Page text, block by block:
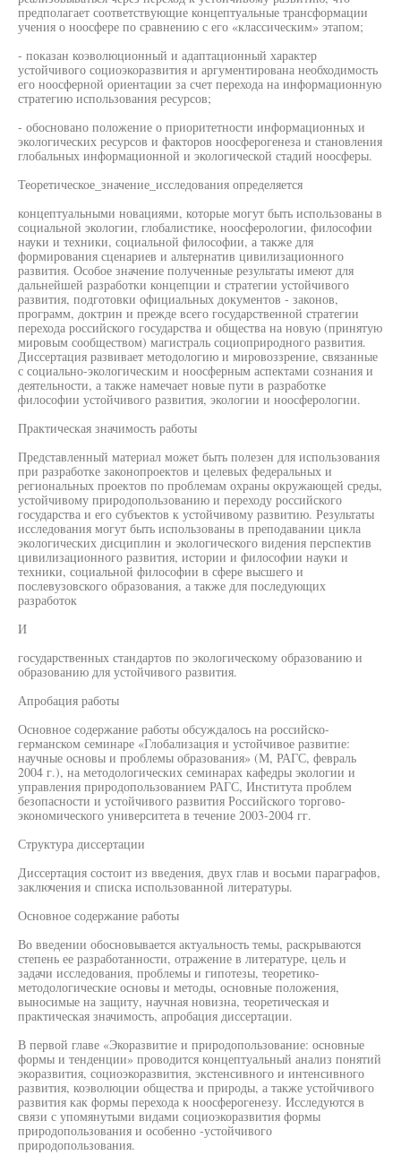
предполагает соответствующие концептуальные трансформации
учения о ноосфере по сравнению с его «классическим» этапом;
- показан коэволюционный и адаптационный характер
устойчивого социоэкоразвития и аргументирована необходимость
его ноосферной ориентации за счет перехода на информационную
стратегию использования ресурсов;
- обосновано положение о приоритетности информационных и
экологических ресурсов и факторов ноосферогенеза и становления
глобальных информационной и экологической стадий ноосферы.
Теоретическое_значение_исследования определяется
концептуальными новациями, которые могут быть использованы в
социальной экологии, глобалистике, ноосферологии, философии
науки и техники, социальной философии, а также для
формирования сценариев и альтернатив цивилизационного
развития. Особое значение полученные результаты имеют для
дальнейшей разработки концепции и стратегии устойчивого
развития, подготовки официальных документов - законов,
программ, доктрин и прежде всего государственной стратегии
перехода российского государства и общества на новую (принятую
мировым сообществом) магистраль социоприродного развития.
Диссертация развивает методологию и мировоззрение, связанные
с социально-экологическим и ноосферным аспектами сознания и
деятельности, а также намечает новые пути в разработке
философии устойчивого развития, экологии и ноосферологии.
Практическая значимость работы
Представленный материал может быть полезен для использования
при разработке законопроектов и целевых федеральных и
региональных проектов по проблемам охраны окружающей среды,
устойчивому природопользованию и переходу российского
государства и его субъектов к устойчивому развитию. Результаты
исследования могут быть использованы в преподавании цикла
экологических дисциплин и экологического видения перспектив
цивилизационного развития, истории и философии науки и
техники, социальной философии в сфере высшего и
послевузовского образования, а также для последующих
разработок
И
государственных стандартов по экологическому образованию и
образованию для устойчивого развития.
Апробация работы
Основное содержание работы обсуждалось на российско-
германском семинаре «Глобализация и устойчивое развитие:
научные основы и проблемы образования» (М, РАГС, февраль
2004 г.), на методологических семинарах кафедры экологии и
управления природопользованием РАГС, Института проблем
безопасности и устойчивого развития Российского торгово-
экономического университета в течение 2003-2004 гг.
Структура диссертации
Диссертация состоит из введения, двух глав и восьми параграфов,
заключения и списка использованной литературы.
Основное содержание работы
Во введении обосновывается актуальность темы, раскрываются
степень ее разработанности, отражение в литературе, цель и
задачи исследования, проблемы и гипотезы, теоретико-
методологические основы и методы, основные положения,
выносимые на защиту, научная новизна, теоретическая и
практическая значимость, апробация диссертации.
В первой главе «Экоразвитие и природопользование: основные
формы и тенденции» проводится концептуальный анализ понятий
экоразвития, социоэкоразвития, экстенсивного и интенсивного
развития, коэволюции общества и природы, а также устойчивого
развития как формы перехода к ноосферогенезу. Исследуются в
связи с упомянутыми видами социоэкоразвития формы
природопользования и особенно -устойчивого
природопользования.